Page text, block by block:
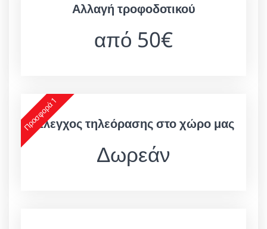
Αλλαγή τροφοδοτικού
από 50€
Προσφορά 1
Έλεγχος τηλεόρασης στο χώρο μας
Δωρεάν